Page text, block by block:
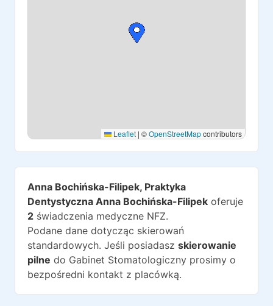
Leaflet | ©OpenStreetMapcontributors
Anna Bochińska-Filipek, Praktyka
Dentystyczna Anna Bochińska-Filipek oferuje
2 świadczenia medyczne NFZ.
Podane dane dotycząc skierowań
standardowych. Jeśli posiadasz skierowanie
pilne do Gabinet Stomatologiczny prosimy o
bezpośredni kontakt z placówką.